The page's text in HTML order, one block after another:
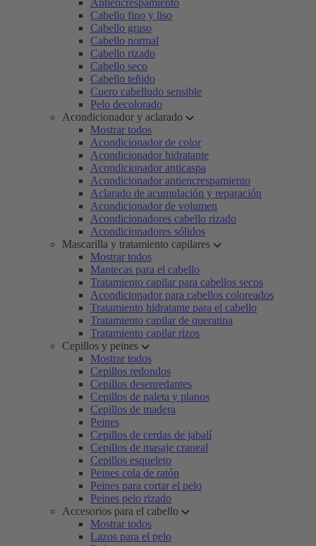
Antiencrespamiento
Cabello fino y liso
Cabello graso
Cabello normal
Cabello rizado
Cabello seco
Cabello teñido
Cuero cabelludo sensible
Pelo decolorado
Acondicionador y aclarado
Mostrar todos
Acondicionador de color
Acondicionador hidratante
Acondicionador anticaspa
Acondicionador antiencrespamiento
Aclarado de acumulación y reparación
Acondicionador de volumen
Acondicionadores cabello rizado
Acondicionadores sólidos
Mascarilla y tratamiento capilares
Mostrar todos
Mantecas para el cabello
Tratamiento capilar para cabellos secos
Acondicionador para cabellos coloreados
Tratamiento hidratante para el cabello
Tratamiento capilar de queratina
Tratamiento capilar rizos
Cepillos y peines
Mostrar todos
Cepillos redondos
Cepillos desenredantes
Cepillos de paleta y planos
Cepillos de madera
Peines
Cepillos de cerdas de jabalí
Cepillos de masaje craneal
Cepillos esqueleto
Peines cola de ratón
Peines para cortar el pelo
Peines pelo rizado
Accesorios para el cabello
Mostrar todos
Lazos para el pelo